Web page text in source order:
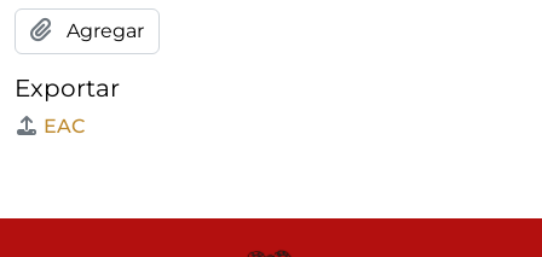
Agregar
Exportar
EAC